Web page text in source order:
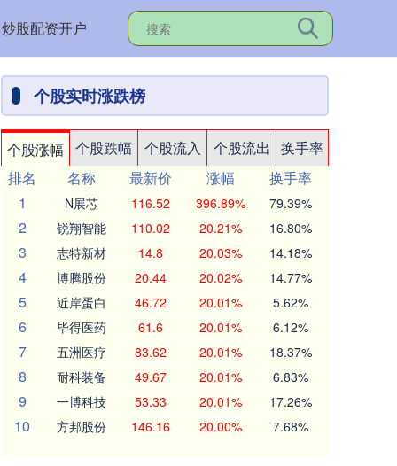
炒股配资开户
个股实时涨跌榜
个股涨幅 个股跌幅 个股流入 个股流出
换手率
排名
名称 最新价 涨幅
换手率
1
N展芯 116.52 396.89% 79.39%
2 锐翔智能 110.02 20.21% 16.80%
3 志特新材 14.8 20.03% 14.18%
4 博腾股份 20.44 20.02% 14.77%
5 近岸蛋白 46.72 20.01% 5.62%
6 毕得医药 61.6 20.01% 6.12%
7 五洲医疗 83.62 20.01% 18.37%
8 耐科装备 49.67 20.01% 6.83%
9 一博科技 53.33 20.01% 17.26%
10 方邦股份 146.16 20.00% 7.68%